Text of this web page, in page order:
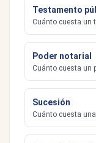
Testamento
Cuánto cuesta un
Poder notarial
Cuánto cuesta un
Sucesión
Cuánto cuesta